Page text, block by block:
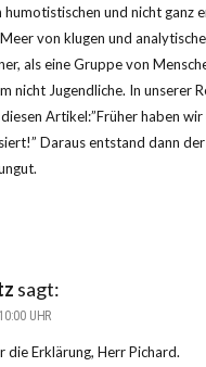
humotistischen und nicht ganz
von klugen und
als eine Gruppe von
nicht Jugendliche. In unserer
Artikel:”Früher haben
Daraus entstand dann
sagt:
UHR
die Erklärung, Herr Pichard.